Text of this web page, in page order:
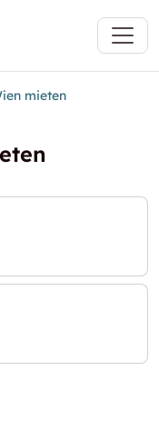
mieten